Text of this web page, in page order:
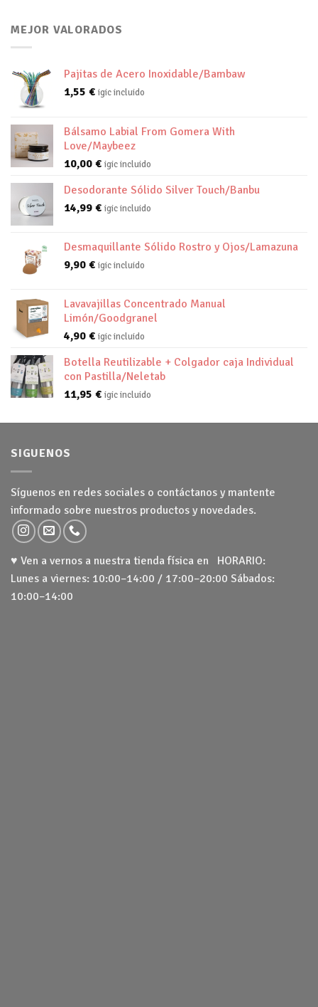
MEJOR VALORADOS
Pajitas de Acero Inoxidable/Bambaw
1,55 € igic incluido
Bálsamo Labial From Gomera With
Love/Maybeez
10,00 € igic incluido
Desodorante Sólido Silver Touch/Banbu
14,99 € igic incluido
Desmaquillante Sólido Rostro y Ojos/Lamazuna
9,90 € igic incluido
Lavavajillas Concentrado Manual
Limón/Goodgranel
4,90 € igic incluido
Botella Reutilizable + Colgador caja Individual
con Pastilla/Neletab
11,95 € igic incluido
SIGUENOS
Síguenos en redes sociales o contáctanos y mantente
informado sobre nuestros productos y novedades.
♥ Ven a vernos a nuestra tienda física en HORARIO:
Lunes a viernes: 10:00–14:00 / 17:00–20:00 Sábados:
10:00–14:00